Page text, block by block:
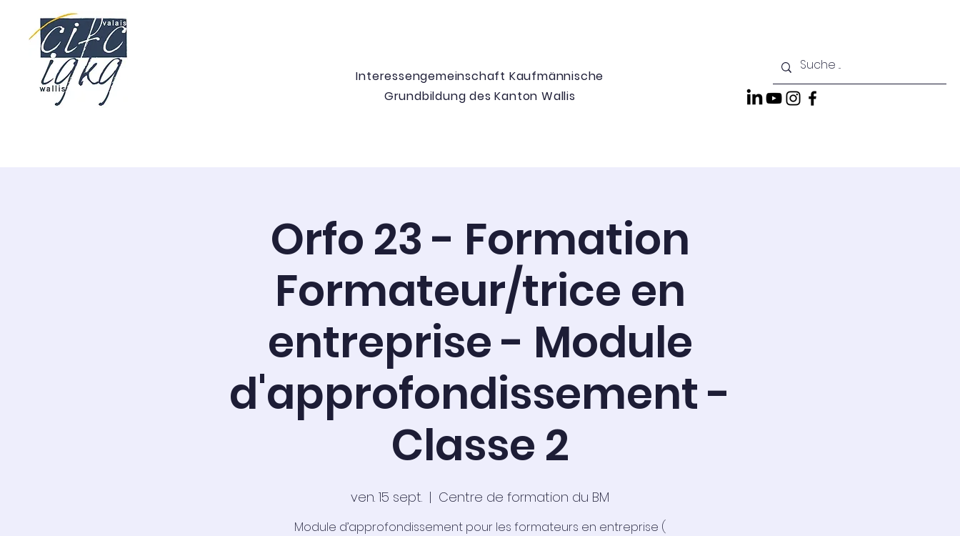
Interessengemeinschaft Kaufmännische
Grundbildungdes Kanton Wallis
Orfo 23 - Formation
Formateur/trice en
entreprise - Module
d'approfondissement -
Classe 2
ven. 15 sept.
  |
Centre de formation du BM
Module d’approfondissement pour les formateurs en entreprise (